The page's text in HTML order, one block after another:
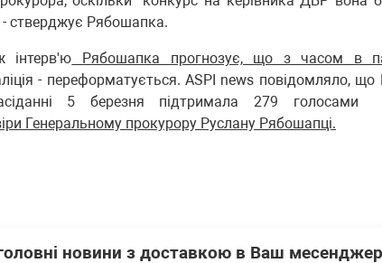
- стверджує Рябошапка.
Рябошапка прогнозує, що з часом в
- переформатується. ASPI news повідомляло,
5 березня підтримала 279
Генеральному прокурору Руслану Рябошапці.
новини з доставкою в Ваш месенджер